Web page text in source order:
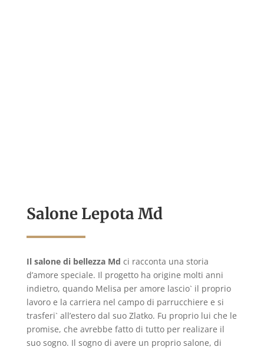
Salone Lepota Md
Il salone di bellezza Md ci racconta una storia
d’amore speciale. Il progetto ha origine molti anni
indietro, quando Melisa per amore lascio` il proprio
lavoro e la carriera nel campo di parrucchiere e si
trasferi` all’estero dal suo Zlatko. Fu proprio lui che le
promise, che avrebbe fatto di tutto per realizare il
suo sogno. Il sogno di avere un proprio salone, di